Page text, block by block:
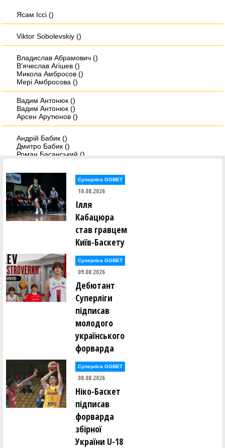
Ясам Iссi ()
Viktor Sobolevskiy ()
Владислав Абрамович ()
В'ячеслав Агішев ()
Микола Амбросов ()
Мері Амбросова ()
Вадим Антонюк ()
Вадим Антонюк ()
Арсен Арутюнов ()
Андрій Бабик ()
Дмитро Бабик ()
Роман Басанський ()
Андрій Біленко ()
Христина Бобанич ()
Дмитро Бовсунюк ()
Микита Богатирьов ()
Віктор Боженар ()
Сергій Варелджан ()
Ілля Вдовенко ()
Олег Винокуров ()
Юрій Вітенко ()
Юрій Вітківський ()
Єлизавета Войнаровська ()
Леонід Войнаровський ()
Максим Воробйов ()
Олександр Гайдамака ()
Павло Гайдамака ()
Михайло Гераськін ()
Олександр Гненюк ()
Денис Головко ()
Аліна Гопей ()
Максим Гопей ()
Денис Грищенко ()
Олексій Гусаковський ()
Олексій Гусаковський ()
Суперліга GGBET
10.08.2026
Ілля
Кабацюра
став гравцем
Київ-Баскету
Суперліга GGBET
09.08.2026
Дебютант
Суперліги
підписав
молодого
українського
форварда
Суперліга GGBET
08.08.2026
Ніко-Баскет
підписав
форварда
збірної
України U-18